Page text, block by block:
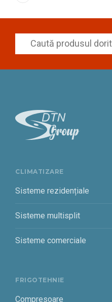
CLIMATIZARE
Sisteme rezidențiale
Sisteme multisplit
Sisteme comerciale
FRIGOTEHNIE
Compresoare